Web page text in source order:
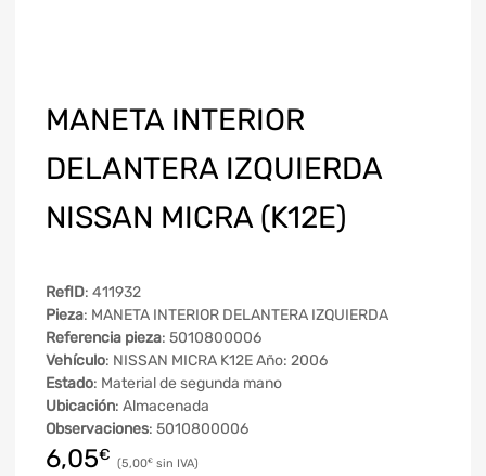
MANETA INTERIOR
DELANTERA IZQUIERDA
NISSAN MICRA (K12E)
RefID: 411932
Pieza: MANETA INTERIOR DELANTERA IZQUIERDA
Referencia pieza: 5010800006
Vehículo: NISSAN MICRA K12E Año: 2006
Estado: Material de segunda mano
Ubicación: Almacenada
Observaciones: 5010800006
6,05€ 5,00€